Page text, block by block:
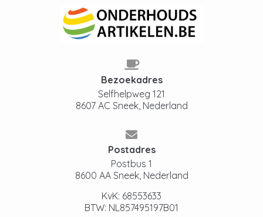
Bezoekadres
Selfhelpweg 121
8607 AC Sneek, Nederland
Postadres
Postbus 1
8600 AA Sneek, Nederland
KvK: 68553633
BTW: NL857495197B01